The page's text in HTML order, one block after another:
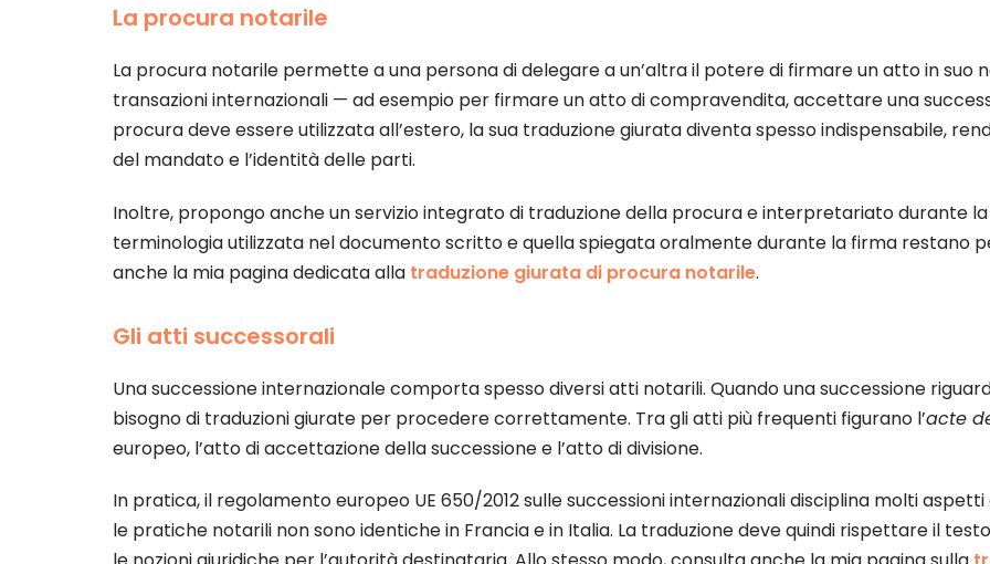
La procura notarile
La procura notarile permette a una persona di delegare a un’altra il potere di firmare un atto in suo
transazioni internazionali — ad esempio per firmare un atto di compravendita, accettare una
procura deve essere utilizzata all’estero, la sua traduzione giurata diventa spesso indispensabile,
del mandato e l’identità delle parti.
Inoltre, propongo anche un servizio integrato di traduzione della procura e interpretariato durante
terminologia utilizzata nel documento scritto e quella spiegata oralmente durante la firma restano
anche la mia pagina dedicata alla traduzione giurata di procura notarile.
Gli atti successorali
Una successione internazionale comporta spesso diversi atti notarili. Quando una successione
bisogno di traduzioni giurate per procedere correttamente. Tra gli atti più frequenti figurano l’acte
europeo, l’atto di accettazione della successione e l’atto di divisione.
In pratica, il regolamento europeo UE 650/2012 sulle successioni internazionali disciplina molti
le pratiche notarili non sono identiche in Francia e in Italia. La traduzione deve quindi rispettare il